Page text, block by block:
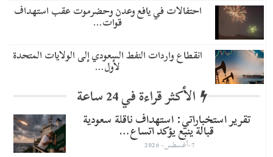
احتفالات في يافع وعدن وحضرموت عقب استهداف
قوات…
انقطاع واردات النفط السعودي إلى الولايات المتحدة
لأول…
الأكثر قراءة في 24 ساعة
تقرير استخباراتي: استهداف ناقلة سعودية
قبالة ينبع يؤكد اتساع…
7-أغسطس- 2026